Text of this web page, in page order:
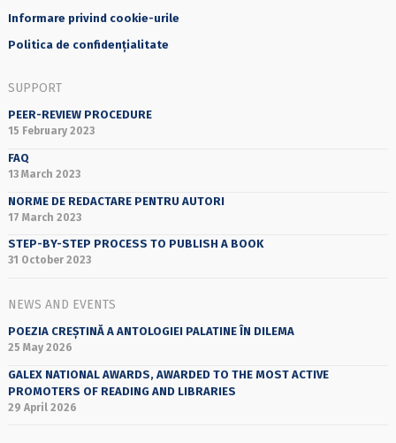
Informare privind cookie-urile
Politica de confidențialitate
SUPPORT
PEER-REVIEW PROCEDURE
15 February 2023
FAQ
13 March 2023
NORME DE REDACTARE PENTRU AUTORI
17 March 2023
STEP-BY-STEP PROCESS TO PUBLISH A BOOK
31 October 2023
NEWS AND EVENTS
POEZIA CREȘTINĂ A ANTOLOGIEI PALATINE ÎN DILEMA
25 May 2026
GALEX NATIONAL AWARDS, AWARDED TO THE MOST ACTIVE
PROMOTERS OF READING AND LIBRARIES
29 April 2026